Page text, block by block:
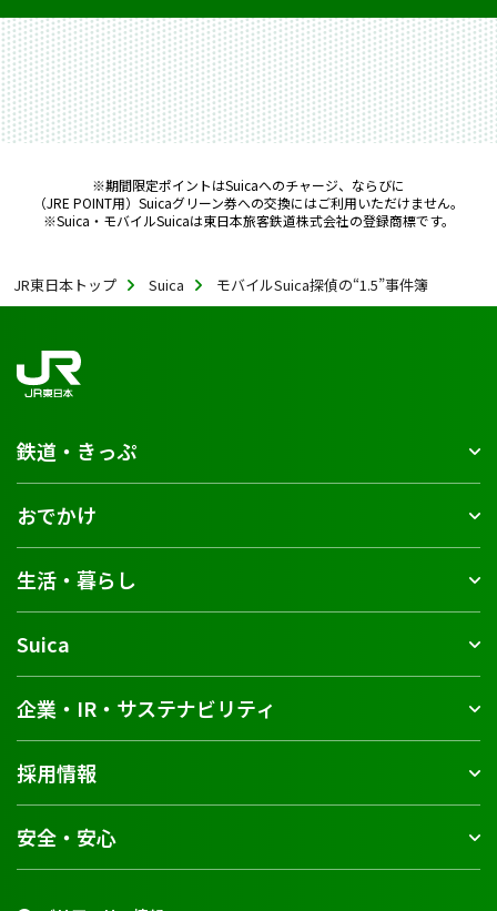
※期間限定ポイントはSuicaへのチャージ、ならびに
（JRE POINT用）Suicaグリーン券への交換にはご利用いただけません。
※Suica・モバイルSuicaは東日本旅客鉄道株式会社の登録商標です。
JR東日本トップ Suica モバイルSuica探偵の“1.5”事件簿
鉄道・きっぷ
おでかけ
生活・暮らし
Suica
企業・IR・サステナビリティ
採用情報
安全・安心